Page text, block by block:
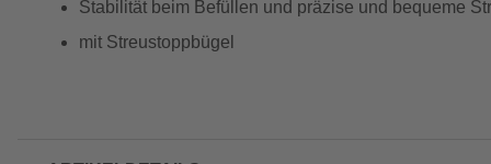
Stabilität beim Befüllen und präzise und bequeme
mit Streustoppbügel